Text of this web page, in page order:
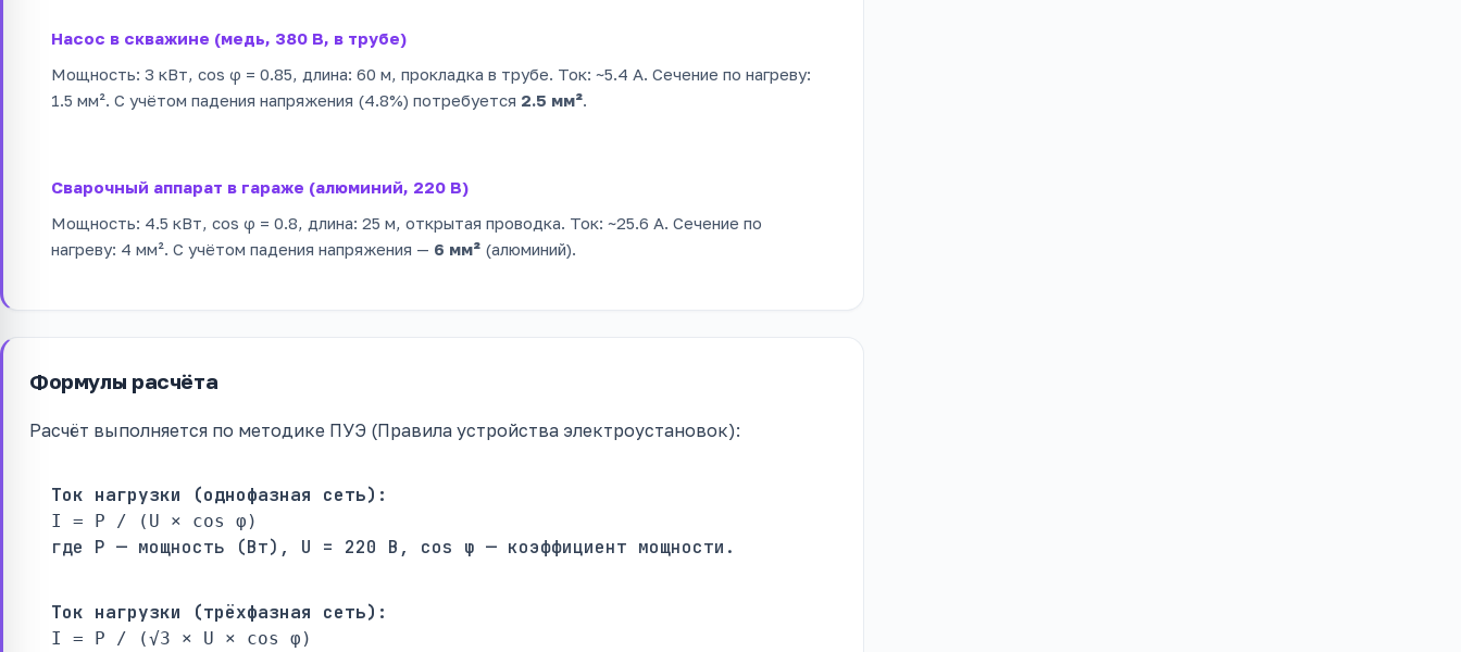
Насос в скважине (медь, 380 В, в трубе)
Мощность: 3 кВт, cos φ = 0.85, длина: 60 м, прокладка в трубе. Ток: ~5.4 А. Сечение по нагреву:
1.5 мм². С учётом падения напряжения (4.8%) потребуется 2.5 мм².
Сварочный аппарат в гараже (алюминий, 220 В)
Мощность: 4.5 кВт, cos φ = 0.8, длина: 25 м, открытая проводка. Ток: ~25.6 А. Сечение по
нагреву: 4 мм². С учётом падения напряжения — 6 мм² (алюминий).
Формулы расчёта
Расчёт выполняется по методике ПУЭ (Правила устройства электроустановок):
Ток нагрузки (однофазная сеть):
I = P / (U × cos φ)
где P — мощность (Вт), U = 220 В, cos φ — коэффициент мощности.
Ток нагрузки (трёхфазная сеть):
I = P / (√3 × U × cos φ)